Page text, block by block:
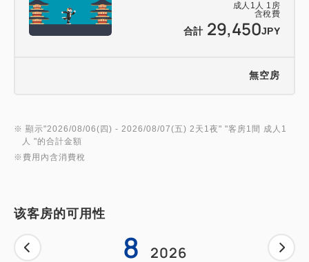
成人 1 人 1 房
含稅費
合計 29,450JPY
無空房
※ 顯示"2026/08/06(四) - 2026/08/07(五) 2天1夜" "客房1間 成人1
人 "的合計金額
※費用內含消費稅
该客房的可用性
8 2026